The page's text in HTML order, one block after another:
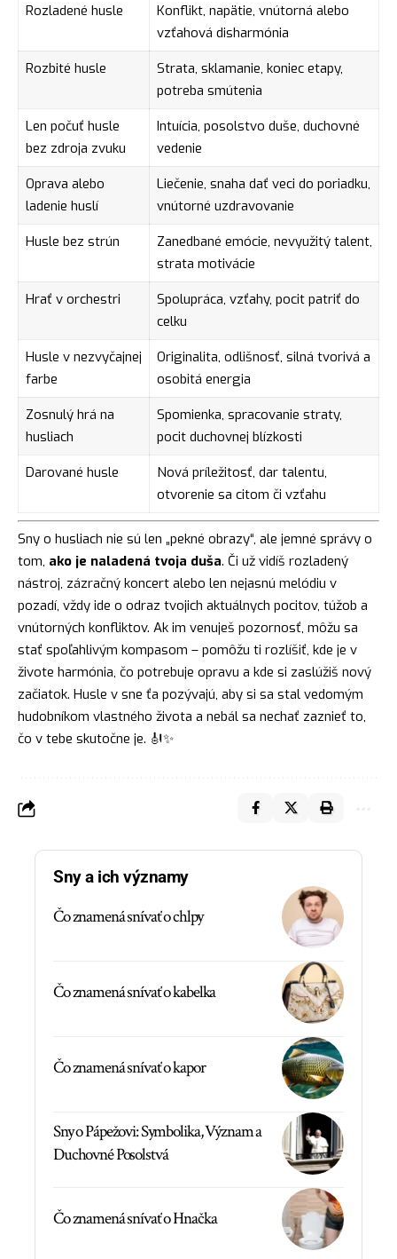
Rozladené husle
Konflikt, napätie, vnútorná alebo
vzťahová disharmónia
Rozbité husle
Strata, sklamanie, koniec etapy,
potreba smútenia
Len počuť husle
bez zdroja zvuku
Intuícia, posolstvo duše, duchovné
vedenie
Oprava alebo
ladenie huslí
Liečenie, snaha dať veci do poriadku,
vnútorné uzdravovanie
Husle bez strún
Zanedbané emócie, nevyužitý talent,
strata motivácie
Hrať v orchestri
Spolupráca, vzťahy, pocit patriť do
celku
Husle v nezvyčajnej
farbe
Originalita, odlišnosť, silná tvorivá a
osobitá energia
Zosnulý hrá na
husliach
Spomienka, spracovanie straty,
pocit duchovnej blízkosti
Darované husle
Nová príležitosť, dar talentu,
otvorenie sa citom či vzťahu
Sny o husliach nie sú len „pekné obrazy“, ale jemné správy o
tom, ako je naladená tvoja duša. Či už vidíš rozladený
nástroj, zázračný koncert alebo len nejasnú melódiu v
pozadí, vždy ide o odraz tvojich aktuálnych pocitov, túžob a
vnútorných konfliktov. Ak im venuješ pozornosť, môžu sa
stať spoľahlivým kompasom – pomôžu ti rozlíšiť, kde je v
živote harmónia, čo potrebuje opravu a kde si zaslúžiš nový
začiatok. Husle v sne ťa pozývajú, aby si sa stal vedomým
hudobníkom vlastného života a nebál sa nechať zaznieť to,
čo v tebe skutočne je. 🎻✨
Sny a ich významy
Čo znamená snívať o chlpy
Čo znamená snívať o kabelka
Čo znamená snívať o kapor
Sny o Pápežovi: Symbolika, Význam a
Duchovné Posolstvá
Čo znamená snívať o Hnačka